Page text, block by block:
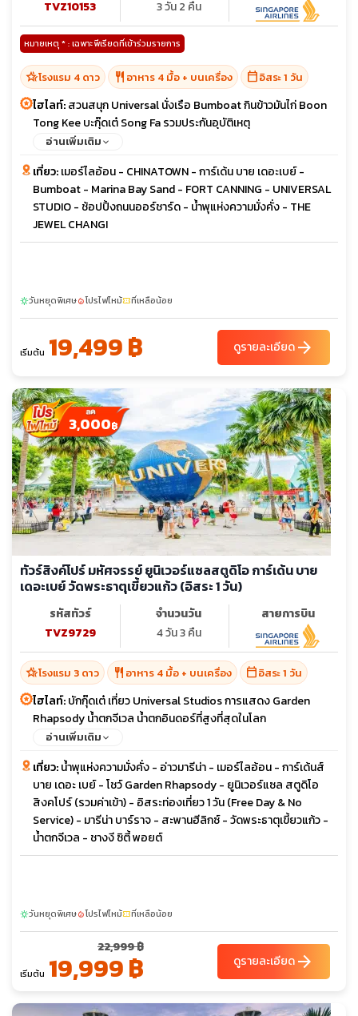
TVZ10153
3 วัน 2 คืน
หมายเหตุ * : เฉพาะพีเรียดที่เข้าร่วมรายการ
hotel_classโรงแรม 4 ดาว restaurant อาหาร 4 มื้อ + บนเครื่อง calendar_todayอิสระ 1 วัน
ไฮไลท์:สวนสนุก Universal นั่งเรือ Bumboat กินข้าวมันไก่ Boon
Tong Kee บะกุ๊ดเต๋ Song Fa รวมประกันอุบัติเหตุ
อ่านเพิ่มเติม
เที่ยว:เมอร์ไลอ้อน - CHINATOWN - การ์เด้น บาย เดอะเบย์ -
Bumboat - Marina Bay Sand - FORT CANNING - UNIVERSAL
STUDIO - ช้อปปิ้งถนนออร์ชาร์ด - น้ำพุแห่งความมั่งคั่ง - THE
JEWEL CHANGI
sunnyวันหยุดพิเศษlocal_fire_departmentโปรไฟไหม้confirmation_numberที่เหลือน้อย
เริ่มต้น 19,499 ฿ ดูรายละเอียดarrow_forward
3,000฿
ทัวร์สิงค์โปร์ มหัศจรรย์ ยูนิเวอร์แซลสตูดิโอ การ์เด้น บาย
เดอะเบย์ วัดพระธาตุเขี้ยวแก้ว (อิสระ 1 วัน)
รหัสทัวร์
TVZ9729
จำนวนวัน
4 วัน 3 คืน
สายการบิน
hotel_classโรงแรม 3 ดาว restaurant อาหาร 4 มื้อ + บนเครื่อง calendar_todayอิสระ 1 วัน
ไฮไลท์:บักกุ๊ดเต๋ เที่ยว Universal Studios การแสดง Garden
Rhapsody น้ำตกจีเวล น้ำตกอินดอร์ที่สูงที่สุดในโลก
อ่านเพิ่มเติม
เที่ยว:น้ำพุแห่งความมั่งคั่ง - อ่าวมารีน่า - เมอร์ไลอ้อน - การ์เด้นส์
บาย เดอะ เบย์ - โชว์ Garden Rhapsody - ยูนิเวอร์แซล สตูดิโอ
สิงคโปร์ (รวมค่าเข้า) - อิสระท่องเที่ยว 1 วัน (Free Day & No
Service) - มารีน่า บาร์ราจ - สะพานฮีลิกซ์ - วัดพระธาตุเขี้ยวแก้ว -
น้ำตกจีเวล - ชางงี ซิตี้ พอยต์
sunnyวันหยุดพิเศษlocal_fire_departmentโปรไฟไหม้confirmation_numberที่เหลือน้อย
เริ่มต้น
22,999 ฿
19,999 ฿ ดูรายละเอียดarrow_forward